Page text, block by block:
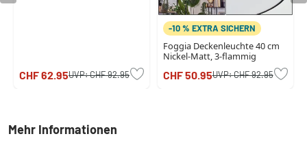
CHF 62.95UVP:CHF 92.95
-10 % EXTRA SICHERN
Foggia Deckenleuchte 40 cm
Nickel-Matt, 3-flammig
CHF 50.95UVP:CHF 92.95
Mehr Informationen